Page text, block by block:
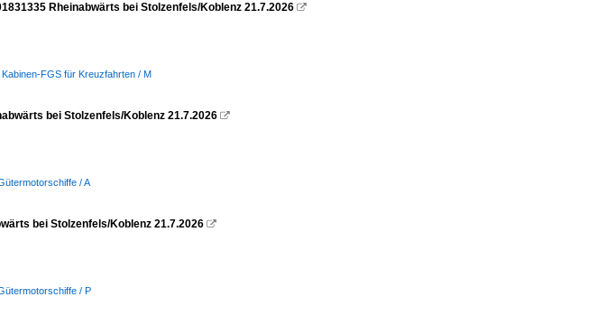
Rheinabwärts bei Stolzenfels/Koblenz 21.7.2026 
FGS für Kreuzfahrten / M
bei Stolzenfels/Koblenz 21.7.2026 
/ A
bei Stolzenfels/Koblenz 21.7.2026 
/ P